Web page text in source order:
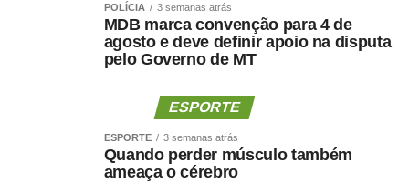
obesidade, o objetivo não deve ser apenas reduzir o
número na balança. O tratamento precisa preservar
músculo, reduzir gordura visceral, melhorar o
O paciente não deve apenas ficar mais leve. Deve
mais saudável, mais forte e funcionalmente mais
POLÍCIA 3 semanas atrás
MDB marca convenção para 4 de
agosto e deve definir apoio na disputa
pelo Governo de MT
ESPORTE
ESPORTE 3 semanas atrás
Quando perder músculo também
ameaça o cérebro